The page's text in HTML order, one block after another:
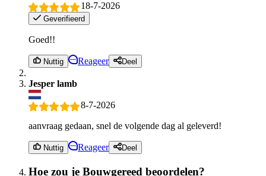
18-7-2026
Geverifieerd
Goed!!
Nuttig Reageer Deel
Jesper lamb
8-7-2026
aanvraag gedaan, snel de volgende dag al geleverd!
Nuttig Reageer Deel
Hoe zou je Bouwgereed beoordelen?